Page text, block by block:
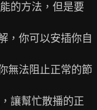
的方法，但是要
，你可以安插你自
無法阻止正常的節
讓幫忙散播的正